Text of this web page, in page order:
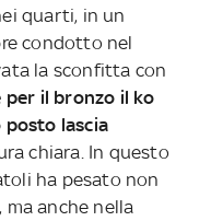
quarti, in un
condotto nel
la sconfitta con
per il bronzo il ko
posto lascia
chiara. In questo
ha pesato non
anche nella